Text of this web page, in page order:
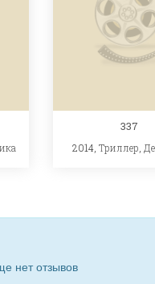
337
2014, Триллер
нет отзывов